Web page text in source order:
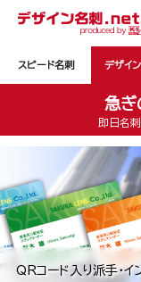
スピード名刺 デザイ
急ぎ
即日名
QRコード入り派手・イ